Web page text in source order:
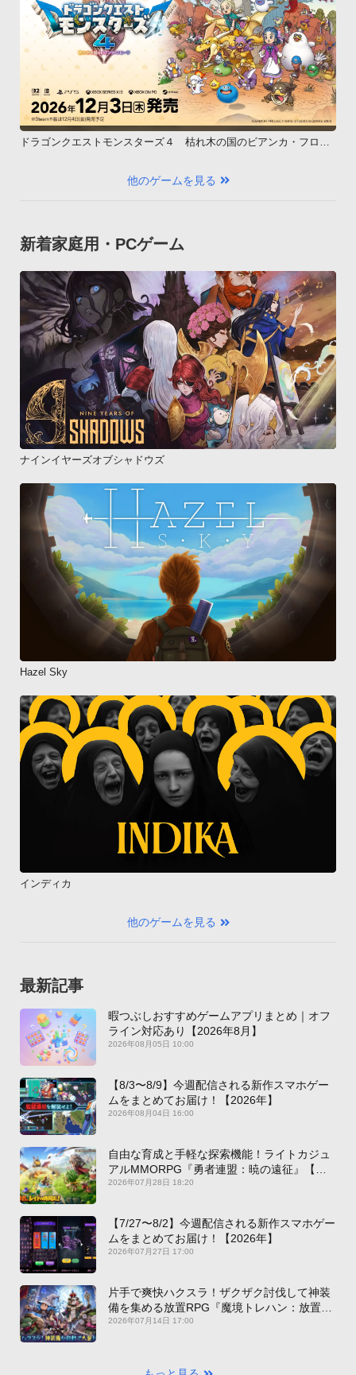
ドラゴンクエストモンスターズ４ 枯れ木の国のビアンカ・フロー
他のゲームを見る
新着家庭用・PCゲーム
ナインイヤーズオブシャドウズ
Hazel Sky
インディカ
他のゲームを見る
最新記事
暇つぶしおすすめゲームアプリまとめ｜オフ
ライン対応あり【2026年8月】
2026年08月05日 10:00
【8/3〜8/9】今週配信される新作スマホゲー
ムをまとめてお届け！【2026年】
2026年08月04日 16:00
自由な育成と手軽な探索機能！ライトカジュ
アルMMORPG『勇者連盟：暁の遠征』【最
新作PICKUP】
2026年07月28日 18:20
【7/27〜8/2】今週配信される新作スマホゲー
ムをまとめてお届け！【2026年】
2026年07月27日 17:00
片手で爽快ハクスラ！ザクザク討伐して神装
備を集める放置RPG『魔境トレハン：放置で
神装備』【最新作PICKUP】
2026年07月14日 17:00